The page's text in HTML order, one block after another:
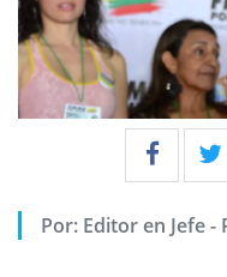
Por: Editor en Jefe-